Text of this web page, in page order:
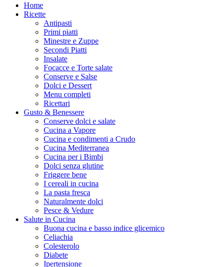
Home
Ricette
Antipasti
Primi piatti
Minestre e Zuppe
Secondi Piatti
Insalate
Focacce e Torte salate
Conserve e Salse
Dolci e Dessert
Menu completi
Ricettari
Gusto & Benessere
Conserve dolci e salate
Cucina a Vapore
Cucina e condimenti a Crudo
Cucina Mediterranea
Cucina per i Bimbi
Dolci senza glutine
Friggere bene
I cereali in cucina
La pasta fresca
Naturalmente dolci
Pesce & Vedure
Salute in Cucina
Buona cucina e basso indice glicemico
Celiachia
Colesterolo
Diabete
Ipertensione